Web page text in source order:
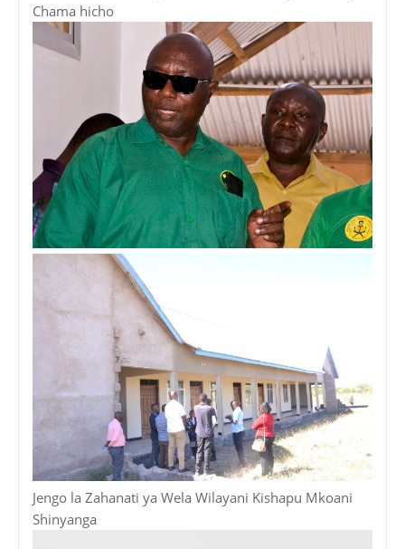
Chama hicho
Jengo la Zahanati ya Wela Wilayani Kishapu Mkoani
Shinyanga